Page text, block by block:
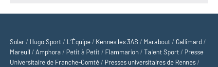
Solar / Hugo Sport / L’Équipe / Kennes les 3AS / Marabout / Gallimard /
Mareuil / Amphora / Petit à Petit / Flammarion /Talent Sport / Presse
Universitaire de Franche-Comté / Presses universitaires de Rennes /